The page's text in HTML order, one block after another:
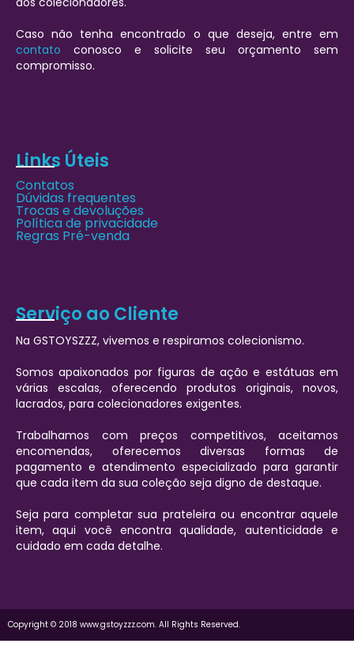
Caso não tenha encontrado o que deseja, entre em
contato conosco e solicite seu orçamento sem
compromisso.
Links Úteis
Contatos
Dúvidas frequentes
Trocas e devoluções
Política de privacidade
Regras Pré-venda
Serviço ao Cliente
Na GSTOYSZZZ, vivemos e respiramos colecionismo.
Somos apaixonados por figuras de ação e estátuas em
várias escalas, oferecendo produtos originais, novos,
lacrados, para colecionadores exigentes.
Trabalhamos com preços competitivos, aceitamos
encomendas, oferecemos diversas formas de
pagamento e atendimento especializado para garantir
que cada item da sua coleção seja digno de destaque.
Seja para completar sua prateleira ou encontrar aquele
item, aqui você encontra qualidade, autenticidade e
cuidado em cada detalhe.
Copyright © 2018 www.gstoyzzz.com. All Rights Reserved.